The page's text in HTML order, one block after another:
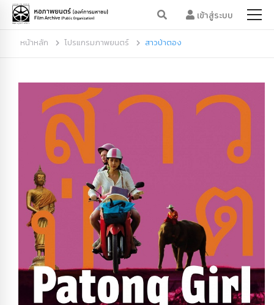
เข้าสู่ระบบ
หน้าหลัก โปรแกรมภาพยนตร์ สาวป่าตอง